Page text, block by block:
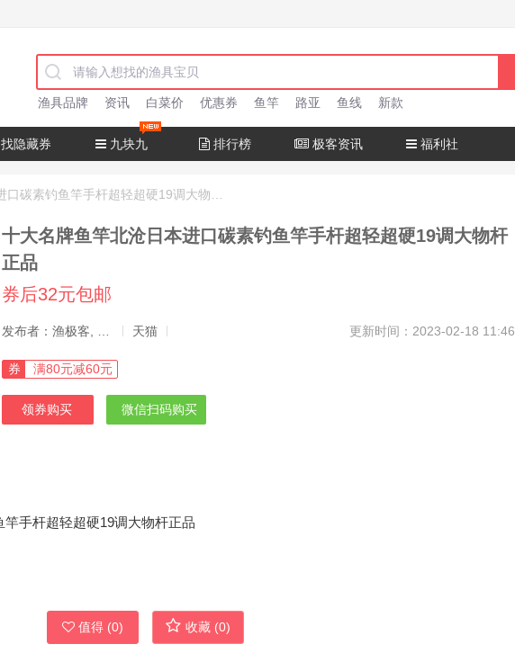
渔具品牌 资讯 白菜价 优惠券 鱼竿 路亚 鱼线 新款
找隐藏券 九块九 排行榜 极客资讯 福利社
十大名牌鱼竿北沧日本进口碳素钓鱼竿手杆超轻超硬19调大物杆
正品
券后32元包邮
天猫 更新时间：2023-02-18 11:46
券 满80元减60元
领券购买 微信扫码购买
值得 (0) 收藏 (0)